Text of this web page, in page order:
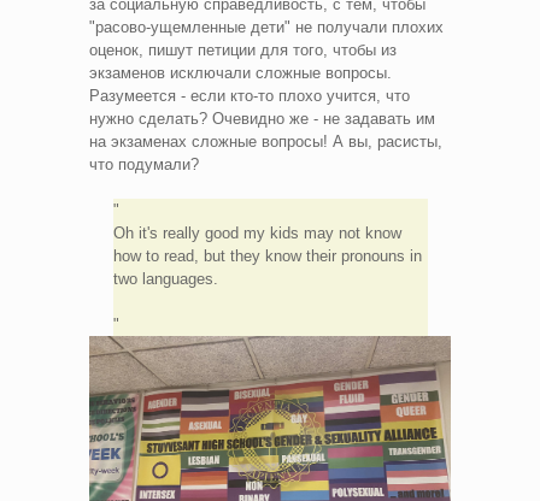
за социальную справедливость, с тем, чтобы
"расово-ущемленные дети" не получали плохих
оценок, пишут петиции для того, чтобы из
экзаменов исключали сложные вопросы.
Разумеется - если кто-то плохо учится, что
нужно сделать? Очевидно же - не задавать им
на экзаменах сложные вопросы! А вы, расисты,
что подумали?
Oh it's really good my kids may not know
how to read, but they know their pronouns in
two languages.